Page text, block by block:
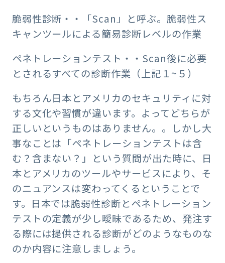
脆弱性診断・・「Scan」と呼ぶ。脆弱性ス
キャンツールによる簡易診断レベルの作業
ペネトレーションテスト・・Scan後に必要
とされるすべての診断作業（上記１~５）
もちろん日本とアメリカのセキュリティに対
する文化や習慣が違います。よってどちらが
正しいというものはありません。。しかし大
事なことは「ペネトレーションテストは含
む？含まない？」という質問が出た時に、日
本とアメリカのツールやサービスにより、そ
のニュアンスは変わってくるということで
す。日本では脆弱性診断とペネトレーション
テストの定義が少し曖昧であるため、発注す
る際には提供される診断がどのようなものな
のか内容に注意しましょう。